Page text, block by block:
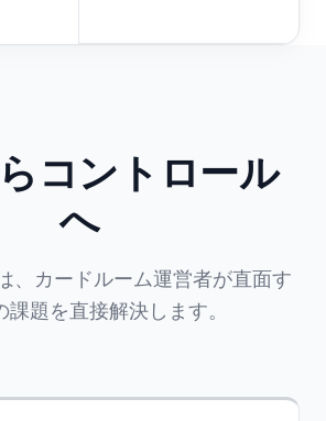
コントロール
へ
、カードルーム運営者が直面す
課題を直接解決します。